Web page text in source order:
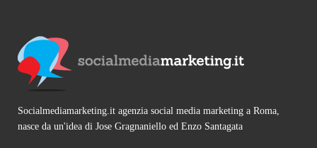
Socialmediamarketing.it agenzia social media marketing a Roma,
nasce da un'idea di Jose Gragnaniello ed Enzo Santagata